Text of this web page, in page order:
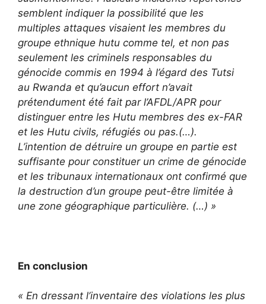
semblent indiquer la possibilité que les
multiples attaques visaient les membres du
groupe ethnique hutu comme tel, et non pas
seulement les criminels responsables du
génocide commis en 1994 à l’égard des Tutsi
au Rwanda et qu’aucun effort n’avait
prétendument été fait par l’AFDL/APR pour
distinguer entre les Hutu membres des ex-FAR
et les Hutu civils, réfugiés ou pas.(…).
L’intention de détruire un groupe en partie est
suffisante pour constituer un crime de génocide
et les tribunaux internationaux ont confirmé que
la destruction d’un groupe peut-être limitée à
une zone géographique particulière. (…) »
En conclusion
« En dressant l’inventaire des violations les plus